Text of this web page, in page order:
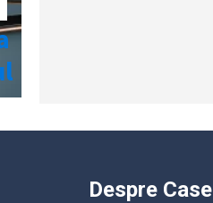
Despre Case